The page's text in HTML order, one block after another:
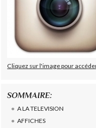
Cliquez sur l'image pour
SOMMAIRE:
A LA TELEVISION
AFFICHES